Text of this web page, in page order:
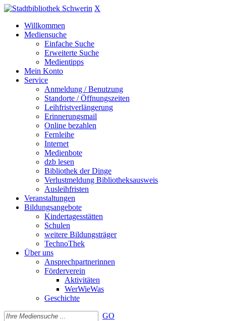
X
Willkommen
Mediensuche
Einfache Suche
Erweiterte Suche
Medientipps
Mein Konto
Service
Anmeldung / Benutzung
Standorte / Öffnungszeiten
Leihfristverlängerung
Erinnerungsmail
Online bezahlen
Fernleihe
Internet
Medienbote
dzb lesen
Bibliothek der Dinge
Verlustmeldung Bibliotheksausweis
Ausleihfristen
Veranstaltungen
Bildungsangebote
Kindertagesstätten
Schulen
weitere Bildungsträger
TechnoThek
Über uns
Ansprechpartnerinnen
Förderverein
Aktivitäten
WerWieWas
Geschichte
GO